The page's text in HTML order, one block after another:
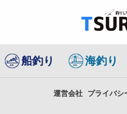
船釣り 海釣り
運営会社 プライバシ